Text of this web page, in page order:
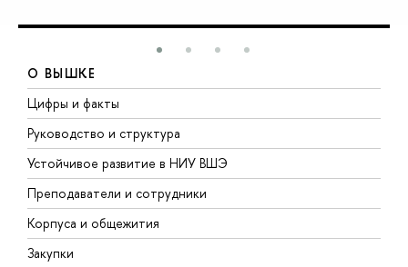
О ВЫШКЕ
Цифры и факты
Руководство и структура
Устойчивое развитие в НИУ ВШЭ
Преподаватели и сотрудники
Корпуса и общежития
Закупки